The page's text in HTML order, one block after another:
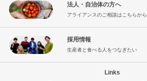
法人・自治体の方へ
アライアンスのご相談はこちらから
採用情報
生産者と食べる人をつなぎたい
Links